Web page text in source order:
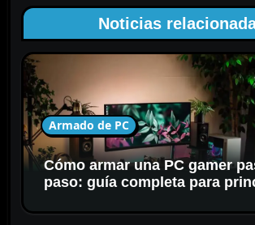
ó
d
e
e
n
t
r
a
Noticias
Armado de PC
Cómo armar una PC gamer
paso: guía completa para